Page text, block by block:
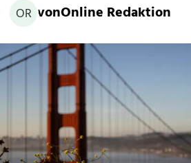
OR vonOnline Redaktion